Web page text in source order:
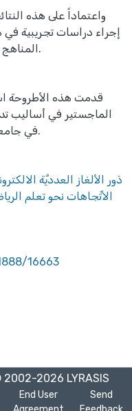
واعتماداً على هذه
إجراء دراسات تجريبية
المناهج لمعرفة مدى استعمل المنهاج للألغاز.
قدمت هذه الأطروحة
الماجستير في أساليب
في جامعة النجاح الوطنية في نابلس، فلسطين.
دَور الألغاز العدديَّة
الاتِّجاهات نحو تعلم
16663
2026 LYRASIS
End User
Send